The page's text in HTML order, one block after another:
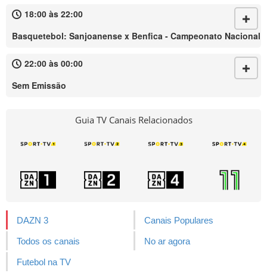
18:00 às 22:00
Basquetebol: Sanjoanense x Benfica - Campeonato Nacional
22:00 às 00:00
Sem Emissão
Guia TV Canais Relacionados
DAZN 3 Canais Populares
Todos os canais No ar agora
Futebol na TV